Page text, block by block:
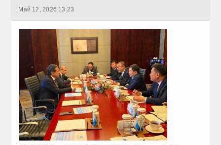
Май 12, 2026 13:23